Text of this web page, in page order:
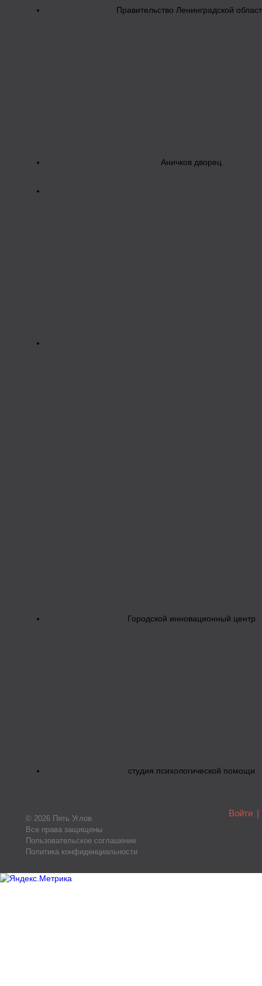
Правительство Ленинградской
Аничков дворец
Городской инновационный центр
студия психологической помощи
© 2026 Пять Углов.
Все права защищены
Пользовательское соглашение
Политика конфиденциальности
Войти